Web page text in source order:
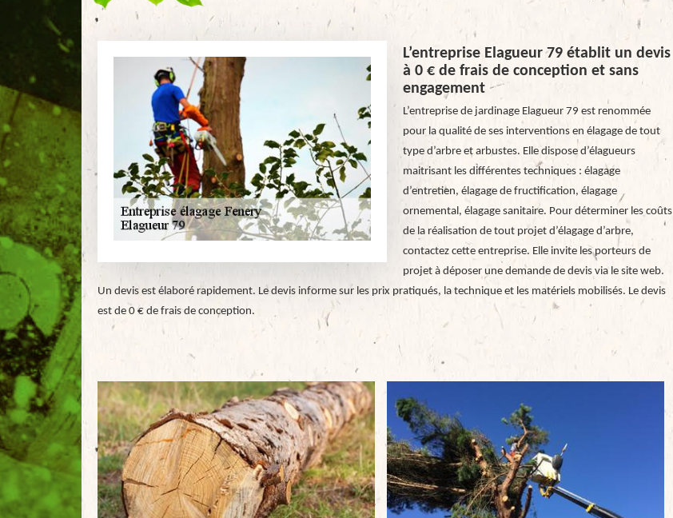
L’entreprise Elagueur 79 établit un devis
à 0 € de frais de conception et sans
engagement
L’entreprise de jardinage Elagueur 79 est renommée
pour la qualité de ses interventions en élagage de tout
type d’arbre et arbustes. Elle dispose d’élagueurs
maitrisant les différentes techniques : élagage
d’entretien, élagage de fructification, élagage
ornemental, élagage sanitaire. Pour déterminer les coûts
de la réalisation de tout projet d’élagage d’arbre,
contactez cette entreprise. Elle invite les porteurs de
projet à déposer une demande de devis via le site web.
Un devis est élaboré rapidement. Le devis informe sur les prix pratiqués, la technique et les matériels mobilisés. Le devis
est de 0 € de frais de conception.